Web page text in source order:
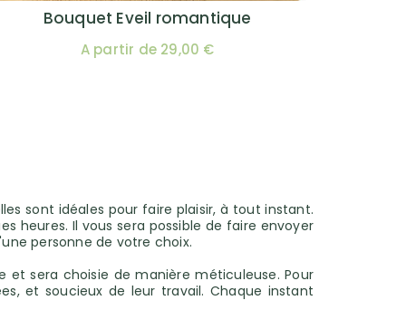
Bouquet Eveil romantique
A partir de 29,00 €
sont idéales pour faire plaisir, à tout instant.
heures. Il vous sera possible de faire envoyer
personne de votre choix.
et sera choisie de manière méticuleuse. Pour
et soucieux de leur travail. Chaque instant